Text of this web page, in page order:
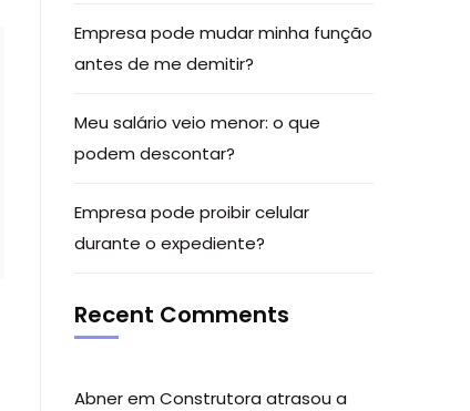
Empresa pode mudar minha função
antes de me demitir?
Meu salário veio menor: o que
podem descontar?
Empresa pode proibir celular
durante o expediente?
Recent Comments
Abnerem Construtora atrasou a